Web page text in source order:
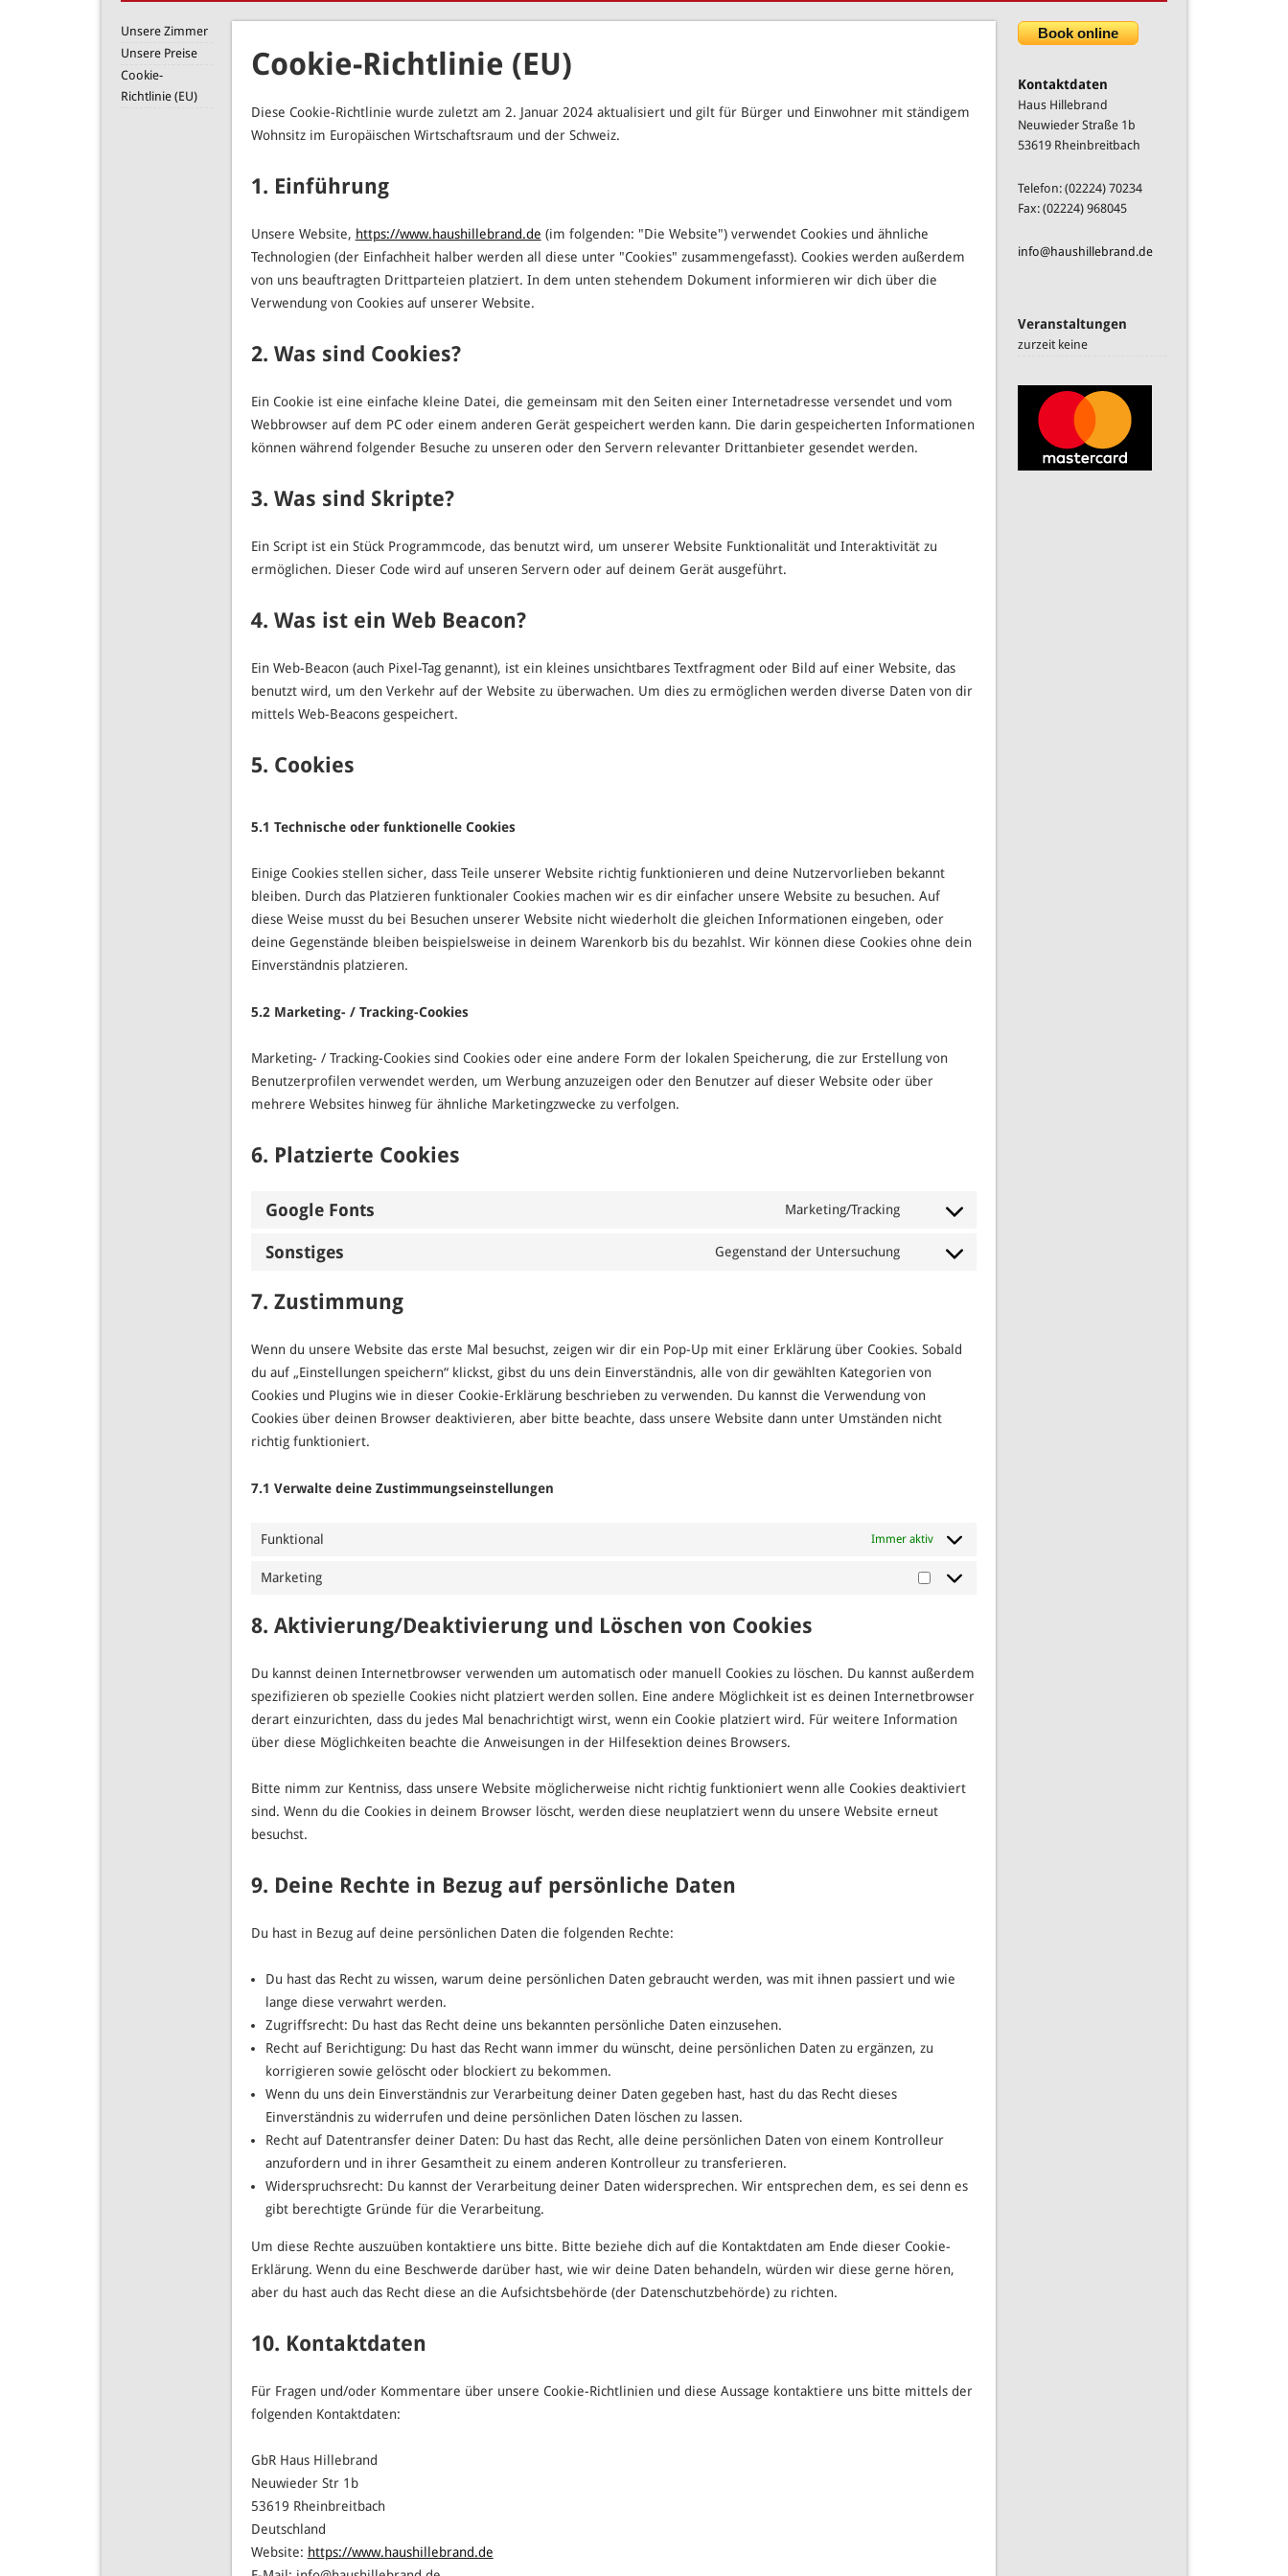
Cookie-Richtlinie (EU)
Diese Cookie-Richtlinie wurde zuletzt am 2. Januar 2024 aktualisiert und gilt für Bürger und Einwohner mit ständigem
Wohnsitz im Europäischen Wirtschaftsraum und der Schweiz.
1. Einführung
Unsere Website, https://www.haushillebrand.de (im folgenden: "Die Website") verwendet Cookies und ähnliche
Technologien (der Einfachheit halber werden all diese unter "Cookies" zusammengefasst). Cookies werden außerdem
von uns beauftragten Drittparteien platziert. In dem unten stehendem Dokument informieren wir dich über die
Verwendung von Cookies auf unserer Website.
2. Was sind Cookies?
Ein Cookie ist eine einfache kleine Datei, die gemeinsam mit den Seiten einer Internetadresse versendet und vom
Webbrowser auf dem PC oder einem anderen Gerät gespeichert werden kann. Die darin gespeicherten Informationen
können während folgender Besuche zu unseren oder den Servern relevanter Drittanbieter gesendet werden.
3. Was sind Skripte?
Ein Script ist ein Stück Programmcode, das benutzt wird, um unserer Website Funktionalität und Interaktivität zu
ermöglichen. Dieser Code wird auf unseren Servern oder auf deinem Gerät ausgeführt.
4. Was ist ein Web Beacon?
Ein Web-Beacon (auch Pixel-Tag genannt), ist ein kleines unsichtbares Textfragment oder Bild auf einer Website, das
benutzt wird, um den Verkehr auf der Website zu überwachen. Um dies zu ermöglichen werden diverse Daten von dir
mittels Web-Beacons gespeichert.
5. Cookies
5.1 Technische oder funktionelle Cookies
Einige Cookies stellen sicher, dass Teile unserer Website richtig funktionieren und deine Nutzervorlieben bekannt
bleiben. Durch das Platzieren funktionaler Cookies machen wir es dir einfacher unsere Website zu besuchen. Auf
diese Weise musst du bei Besuchen unserer Website nicht wiederholt die gleichen Informationen eingeben, oder
deine Gegenstände bleiben beispielsweise in deinem Warenkorb bis du bezahlst. Wir können diese Cookies ohne dein
Einverständnis platzieren.
5.2 Marketing- / Tracking-Cookies
Marketing- / Tracking-Cookies sind Cookies oder eine andere Form der lokalen Speicherung, die zur Erstellung von
Benutzerprofilen verwendet werden, um Werbung anzuzeigen oder den Benutzer auf dieser Website oder über
mehrere Websites hinweg für ähnliche Marketingzwecke zu verfolgen.
6. Platzierte Cookies
Google Fonts Marketing/Tracking
Consent
Sonstiges Gegenstand der Untersuchung
Consent
7. Zustimmung
Wenn du unsere Website das erste Mal besuchst, zeigen wir dir ein Pop-Up mit einer Erklärung über Cookies. Sobald
du auf „Einstellungen speichern“ klickst, gibst du uns dein Einverständnis, alle von dir gewählten Kategorien von
Cookies und Plugins wie in dieser Cookie-Erklärung beschrieben zu verwenden. Du kannst die Verwendung von
Cookies über deinen Browser deaktivieren, aber bitte beachte, dass unsere Website dann unter Umständen nicht
richtig funktioniert.
7.1 Verwalte deine Zustimmungseinstellungen
Funktional Immer aktiv
Marketing
Marketing
8. Aktivierung/Deaktivierung und Löschen von Cookies
Du kannst deinen Internetbrowser verwenden um automatisch oder manuell Cookies zu löschen. Du kannst außerdem
spezifizieren ob spezielle Cookies nicht platziert werden sollen. Eine andere Möglichkeit ist es deinen Internetbrowser
derart einzurichten, dass du jedes Mal benachrichtigt wirst, wenn ein Cookie platziert wird. Für weitere Information
über diese Möglichkeiten beachte die Anweisungen in der Hilfesektion deines Browsers.
Bitte nimm zur Kentniss, dass unsere Website möglicherweise nicht richtig funktioniert wenn alle Cookies deaktiviert
sind. Wenn du die Cookies in deinem Browser löscht, werden diese neuplatziert wenn du unsere Website erneut
besuchst.
9. Deine Rechte in Bezug auf persönliche Daten
Du hast in Bezug auf deine persönlichen Daten die folgenden Rechte:
Du hast das Recht zu wissen, warum deine persönlichen Daten gebraucht werden, was mit ihnen passiert und wie
lange diese verwahrt werden.
Zugriffsrecht: Du hast das Recht deine uns bekannten persönliche Daten einzusehen.
Recht auf Berichtigung: Du hast das Recht wann immer du wünscht, deine persönlichen Daten zu ergänzen, zu
korrigieren sowie gelöscht oder blockiert zu bekommen.
Wenn du uns dein Einverständnis zur Verarbeitung deiner Daten gegeben hast, hast du das Recht dieses
Einverständnis zu widerrufen und deine persönlichen Daten löschen zu lassen.
Recht auf Datentransfer deiner Daten: Du hast das Recht, alle deine persönlichen Daten von einem Kontrolleur
anzufordern und in ihrer Gesamtheit zu einem anderen Kontrolleur zu transferieren.
Widerspruchsrecht: Du kannst der Verarbeitung deiner Daten widersprechen. Wir entsprechen dem, es sei denn es
gibt berechtigte Gründe für die Verarbeitung.
Um diese Rechte auszuüben kontaktiere uns bitte. Bitte beziehe dich auf die Kontaktdaten am Ende dieser Cookie-
Erklärung. Wenn du eine Beschwerde darüber hast, wie wir deine Daten behandeln, würden wir diese gerne hören,
aber du hast auch das Recht diese an die Aufsichtsbehörde (der Datenschutzbehörde) zu richten.
10. Kontaktdaten
Für Fragen und/oder Kommentare über unsere Cookie-Richtlinien und diese Aussage kontaktiere uns bitte mittels der
folgenden Kontaktdaten:
GbR Haus Hillebrand
Neuwieder Str 1b
53619 Rheinbreitbach
Deutschland
Website: https://www.haushillebrand.de
Unsere Zimmer
Unsere Preise
Cookie-
Richtlinie (EU)
Book online
Kontaktdaten
Haus Hillebrand
Neuwieder Straße 1b
53619 Rheinbreitbach
Telefon: (02224) 70234
Fax: (02224) 968045
info@haushillebrand.de
Veranstaltungen
zurzeit keine